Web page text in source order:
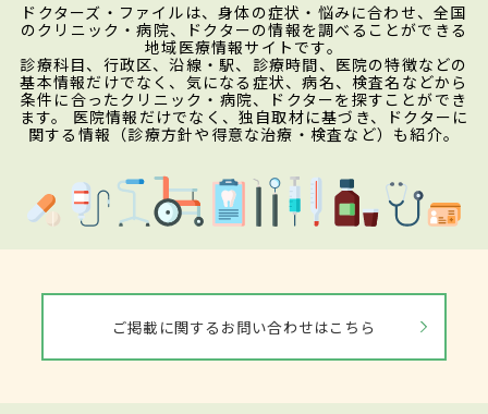
ドクターズ・ファイルは、身体の症状・悩みに合わせ、全国
のクリニック・病院、ドクターの情報を調べることができる
地域医療情報サイトです。
診療科目、行政区、沿線・駅、診療時間、医院の特徴などの
基本情報だけでなく、気になる症状、病名、検査名などから
条件に合ったクリニック・病院、ドクターを探すことができ
ます。 医院情報だけでなく、独自取材に基づき、ドクターに
関する情報（診療方針や得意な治療・検査など）も紹介。
ご掲載に関するお問い合わせはこちら